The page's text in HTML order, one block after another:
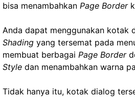
bisa menambahkan Page Border
Anda dapat menggunakan kotak
Shading yang tersemat pada
membuat berbagai Page Border
Style dan menambahkan warna
Tidak hanya itu, kotak dialog